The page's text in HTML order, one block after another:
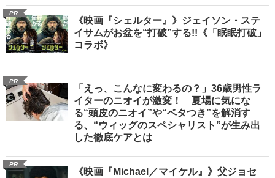
PR
《映画『シェルター』》ジェイソン・ステ
イサムがお盆を“打破”する!!《「眠眠打破」
コラボ》
PR
「えっ、こんなに変わるの？」36歳男性ラ
イターのニオイが激変！ 夏場に気にな
る“頭皮のニオイ”や“ベタつき”を解消す
る、“ウィッグのスペシャリスト”が生み出
した徹底ケアとは
PR
《映画『Michael／マイケル』》父ジョセ